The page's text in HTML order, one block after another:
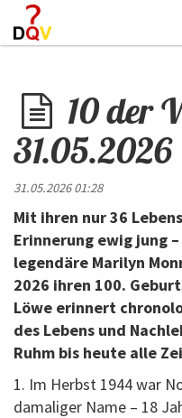
10 der
31.05.2026
31.05.2026 01:28
Mit ihren nur 36
Erinnerung ewig jung
legendäre Marilyn
2026 ihren 100.
Löwe erinnert
des Lebens und
Ruhm bis heute alle
1. Im Herbst 1944 war
damaliger Name – 18